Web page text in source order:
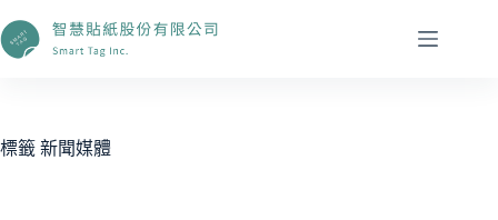
至
容
標籤 新聞媒體